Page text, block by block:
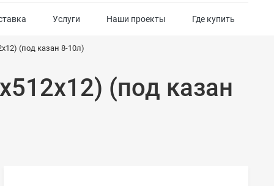
Услуги Наши проекты Где купить
(под казан 8-10л)
(под казан